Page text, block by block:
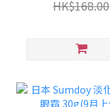
HK$168.00